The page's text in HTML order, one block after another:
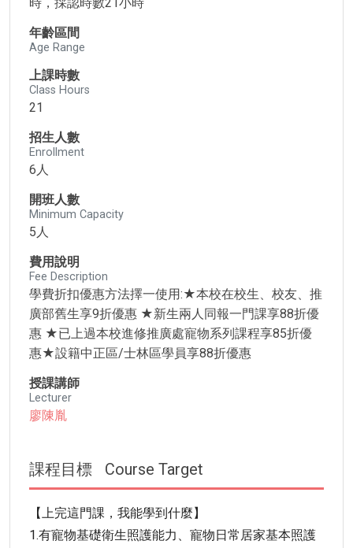
年齡區間
Age Range
上課時數
Class Hours
21
招生人數
Enrollment
6人
開班人數
Minimum Capacity
5人
費用說明
Fee Description
學費折扣優惠方法擇一使用:★本校在校生、校友、推
廣部舊生享9折優惠 ★新生兩人同報一門課享88折優
惠 ★已上過本校進修推廣處寵物系列課程享85折優
惠★設籍中正區/士林區學員享88折優惠
授課講師
Lecturer
廖陳胤
課程目標 Course Target
【上完這門課，我能學到什麼】
1.有寵物基礎衛生照護能力、寵物日常居家基本照護